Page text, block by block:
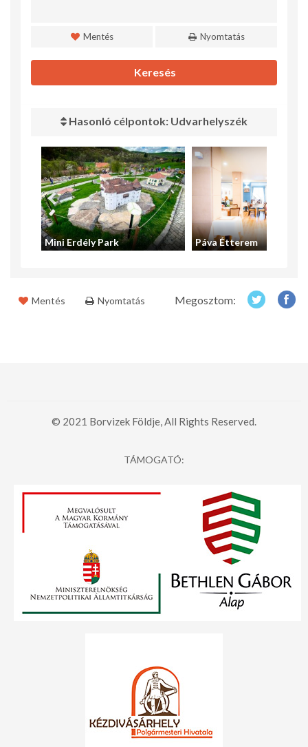
Mentés Nyomtatás
Keresés
Hasonló célpontok: Udvarhelyszék
Mini Erdély Park Páva Étterem
Mentés Nyomtatás Megosztom:
© 2021 Borvizek Földje, All Rights Reserved.
TÁMOGATÓ: